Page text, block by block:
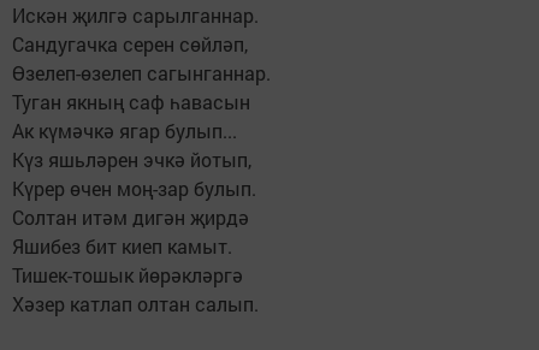
Искән җилгә сарылганнар.
Сандугачка серен сөйләп,
Өзелеп-өзелеп сагынганнар.
Туган якның саф һавасын
Ак күмәчкә ягар булып...
Күз яшьләрен эчкә йотып,
Күрер өчен моң-зар булып.
Солтан итәм дигән җирдә
Яшибез бит киеп камыт.
Тишек-тошык йөрәкләргә
Хәзер катлап олтан салып.